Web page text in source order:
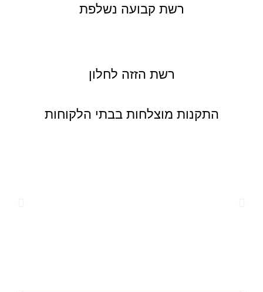
רשת קבועה נשלפת
רשת הזזה לחלון
התקנות מוצלחות בבתי הלקוחות